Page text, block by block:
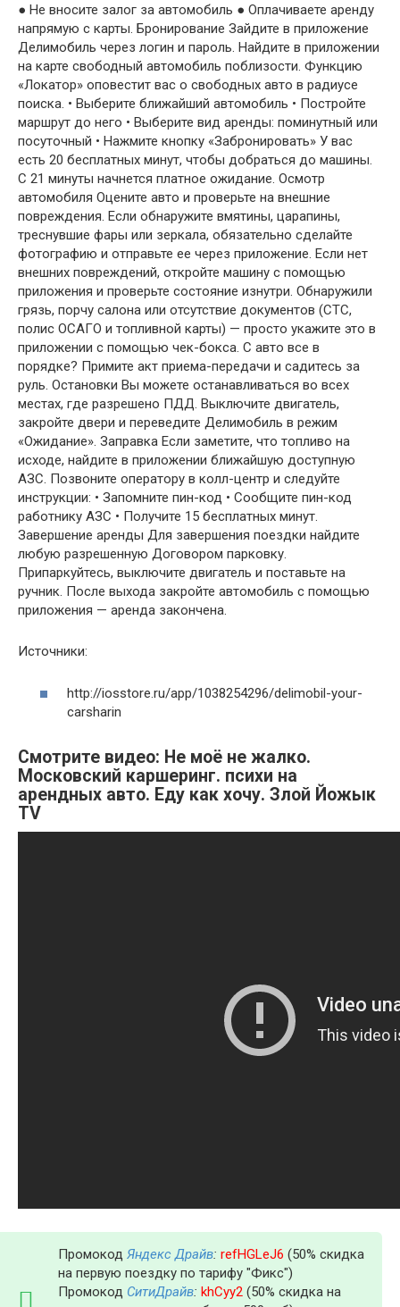
● Не вносите залог за автомобиль ● Оплачиваете аренду
напрямую с карты. Бронирование Зайдите в приложение
Делимобиль через логин и пароль. Найдите в приложении
на карте свободный автомобиль поблизости. Функцию
«Локатор» оповестит вас о свободных авто в радиусе
поиска. • Выберите ближайший автомобиль • Постройте
маршрут до него • Выберите вид аренды: поминутный или
посуточный • Нажмите кнопку «Забронировать» У вас
есть 20 бесплатных минут, чтобы добраться до машины.
С 21 минуты начнется платное ожидание. Осмотр
автомобиля Оцените авто и проверьте на внешние
повреждения. Если обнаружите вмятины, царапины,
треснувшие фары или зеркала, обязательно сделайте
фотографию и отправьте ее через приложение. Если нет
внешних повреждений, откройте машину с помощью
приложения и проверьте состояние изнутри. Обнаружили
грязь, порчу салона или отсутствие документов (СТС,
полис ОСАГО и топливной карты) — просто укажите это в
приложении с помощью чек-бокса. С авто все в
порядке? Примите акт приема-передачи и садитесь за
руль. Остановки Вы можете останавливаться во всех
местах, где разрешено ПДД. Выключите двигатель,
закройте двери и переведите Делимобиль в режим
«Ожидание». Заправка Если заметите, что топливо на
исходе, найдите в приложении ближайшую доступную
АЗС. Позвоните оператору в колл-центр и следуйте
инструкции: • Запомните пин-код • Сообщите пин-код
работнику АЗС • Получите 15 бесплатных минут.
Завершение аренды Для завершения поездки найдите
любую разрешенную Договором парковку.
Припаркуйтесь, выключите двигатель и поставьте на
ручник. После выхода закройте автомобиль с помощью
приложения — аренда закончена.
Источники:
http://iosstore.ru/app/1038254296/delimobil-your-
carsharin
Смотрите видео: Не моё не жалко.
Московский каршеринг. психи на
арендных авто. Еду как хочу. Злой Йожык
TV
Промокод Яндекс Драйв: refHGLeJ6 (50% скидка
на первую поездку по тарифу "Фикс")
Промокод СитиДрайв: khCyy2 (50% скидка на